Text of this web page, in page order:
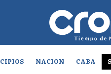
NACION CABA